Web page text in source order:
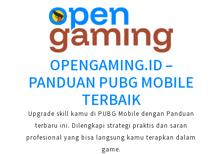
OPENGAMING.ID –
PANDUAN PUBG MOBILE
TERBAIK
Upgrade skill kamu di PUBG Mobile dengan Panduan
terbaru ini. Dilengkapi strategi praktis dan saran
profesional yang bisa langsung kamu terapkan dalam
game.